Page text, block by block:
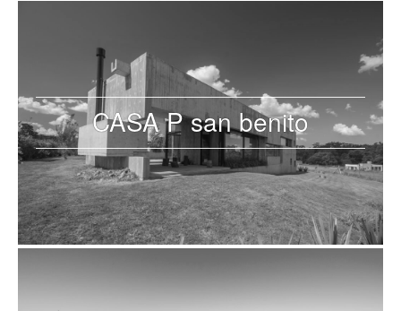
CASA P san benito